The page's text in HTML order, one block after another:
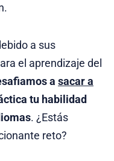
a sus
el aprendizaje del
a sacar a
tu habilidad
. ¿Estás
reto?